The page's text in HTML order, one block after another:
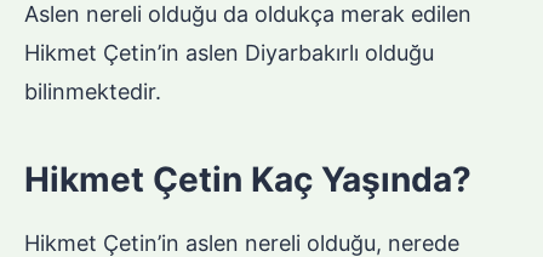
Aslen nereli olduğu da oldukça merak edilen
Hikmet Çetin’in aslen Diyarbakırlı olduğu
bilinmektedir.
Hikmet Çetin Kaç Yaşında?
Hikmet Çetin’in aslen nereli olduğu, nerede